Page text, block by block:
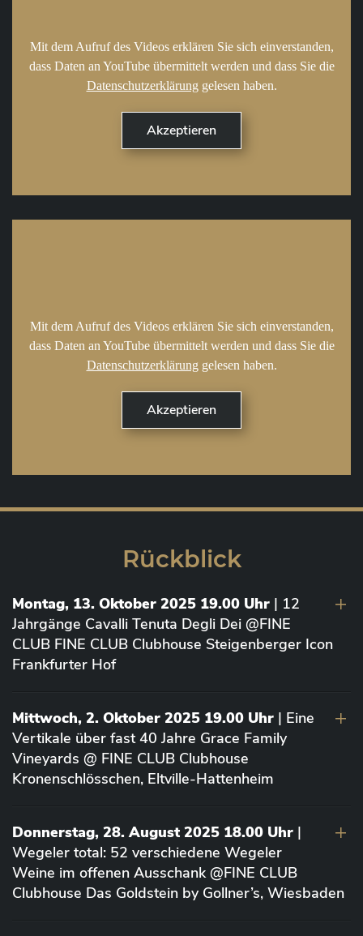
Mit dem Aufruf des Videos erklären Sie sich einverstanden,
dass Daten an YouTube übermittelt werden und dass Sie die
Datenschutzerklärung gelesen haben.
Mit dem Aufruf des Videos erklären Sie sich einverstanden,
dass Daten an YouTube übermittelt werden und dass Sie die
Datenschutzerklärung gelesen haben.
Rückblick
Montag, 13. Oktober 2025 19.00 Uhr | 12
Jahrgänge Cavalli Tenuta Degli Dei @FINE
CLUB FINE CLUB Clubhouse Steigenberger Icon
Frankfurter Hof
Mittwoch, 2. Oktober 2025 19.00 Uhr | Eine
Vertikale über fast 40 Jahre Grace Family
Vineyards @ FINE CLUB Clubhouse
Kronenschlösschen, Eltville-Hattenheim
Donnerstag, 28. August 2025 18.00 Uhr |
Wegeler total: 52 verschiedene Wegeler
Weine im offenen Ausschank @FINE CLUB
Clubhouse Das Goldstein by Gollner’s, Wiesbaden